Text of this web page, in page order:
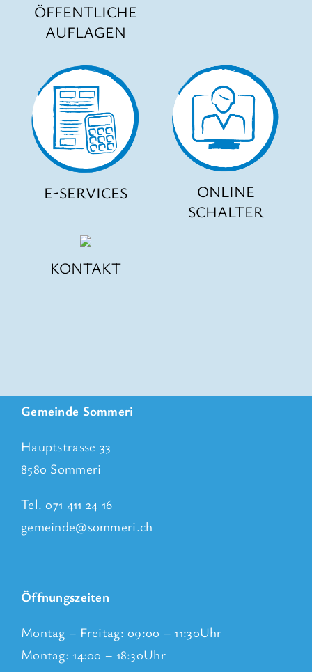
ÖFFENTLICHE
AUFLAGEN
E-SERVICES
ONLINE
SCHALTER
KONTAKT
Gemeinde Sommeri
Hauptstrasse 33
8580 Sommeri
Tel. 071 411 24 16
gemeinde@sommeri.ch
Öffnungszeiten
Montag – Freitag: 09:00 – 11:30Uhr
Montag: 14:00 – 18:30Uhr